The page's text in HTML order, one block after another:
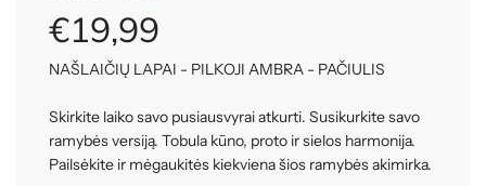
€19,99
NAŠLAIČIŲ LAPAI - PILKOJI AMBRA - PAČIULIS
Skirkite laiko savo pusiausvyrai atkurti. Susikurkite savo
ramybės versiją. Tobula kūno, proto ir sielos harmonija.
Pailsėkite ir mėgaukitės kiekviena šios ramybės akimirka.